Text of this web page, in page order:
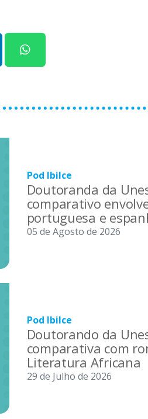
Pod Ibilce
Doutoranda da
comparativo
portuguesa e
05 de Agosto de 2026
Pod Ibilce
Doutorando da
comparativa com
Literatura Africana
29 de Julho de 2026